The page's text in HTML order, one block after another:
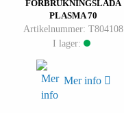
FÖRBRUKNINGSLÅDA
PLASMA 70
Artikelnummer: T804108
I lager:
Mer info